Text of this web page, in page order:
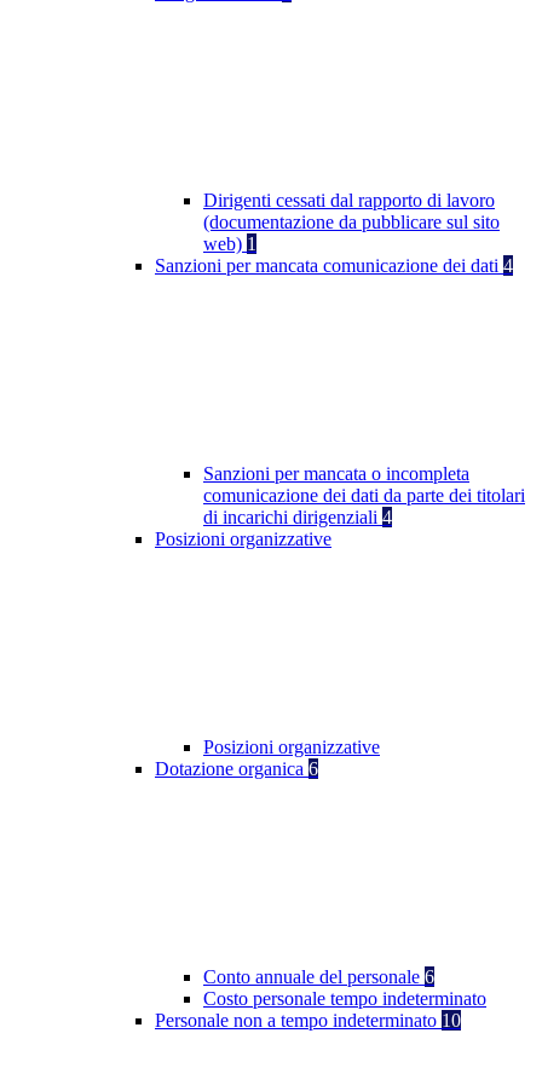
Dirigenti cessati dal rapporto di lavoro
(documentazione da pubblicare sul sito
web) 1
Sanzioni per mancata comunicazione dei dati 4
Sanzioni per mancata o incompleta
comunicazione dei dati da parte dei titolari
di incarichi dirigenziali 4
Posizioni organizzative
Posizioni organizzative
Dotazione organica 6
Conto annuale del personale 6
Costo personale tempo indeterminato
Personale non a tempo indeterminato 10